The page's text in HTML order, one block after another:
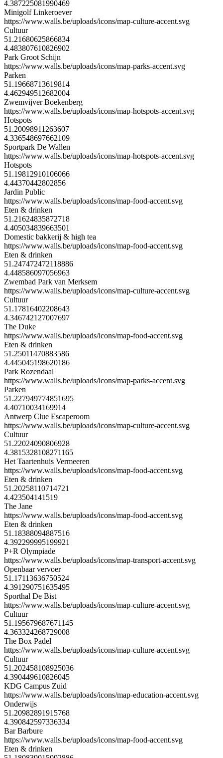
4.387225081990469
Minigolf Linkeroever
https://www.walls.be/uploads/icons/map-culture-accent.svg
Cultuur
51.21680625866834
4.483807610826902
Park Groot Schijn
https://www.walls.be/uploads/icons/map-parks-accent.svg
Parken
51.19668713619814
4.462949512682004
Zwemvijver Boekenberg
https://www.walls.be/uploads/icons/map-hotspots-accent.svg
Hotspots
51.20098911263607
4.336548697662109
Sportpark De Wallen
https://www.walls.be/uploads/icons/map-hotspots-accent.svg
Hotspots
51.19812910106066
4.44370442802856
Jardin Public
https://www.walls.be/uploads/icons/map-food-accent.svg
Eten & drinken
51.21624835872718
4.405034839663501
Domestic bakkerij & high tea
https://www.walls.be/uploads/icons/map-food-accent.svg
Eten & drinken
51.247472472118886
4.448586097056963
Zwembad Park van Merksem
https://www.walls.be/uploads/icons/map-culture-accent.svg
Cultuur
51.17816402208643
4.346742127007697
The Duke
https://www.walls.be/uploads/icons/map-food-accent.svg
Eten & drinken
51.25011470883586
4.445045198620186
Park Rozendaal
https://www.walls.be/uploads/icons/map-parks-accent.svg
Parken
51.227949774851695
4.40710034169914
Antwerp Clue Escaperoom
https://www.walls.be/uploads/icons/map-culture-accent.svg
Cultuur
51.22024090806928
4.3815328108271165
Het Taartenhuis Vermeeren
https://www.walls.be/uploads/icons/map-food-accent.svg
Eten & drinken
51.20258110714721
4.423504141519
The Jane
https://www.walls.be/uploads/icons/map-food-accent.svg
Eten & drinken
51.18388094887516
4.392299995199921
P+R Olympiade
https://www.walls.be/uploads/icons/map-transport-accent.svg
Openbaar vervoer
51.17113636750524
4.391290751635495
Sporthal De Bist
https://www.walls.be/uploads/icons/map-culture-accent.svg
Cultuur
51.195679687671145
4.363324268729008
The Box Padel
https://www.walls.be/uploads/icons/map-culture-accent.svg
Cultuur
51.202458108925036
4.390449610826045
KDG Campus Zuid
https://www.walls.be/uploads/icons/map-education-accent.svg
Onderwijs
51.20982891915768
4.390842597336334
Bar Barbure
https://www.walls.be/uploads/icons/map-food-accent.svg
Eten & drinken